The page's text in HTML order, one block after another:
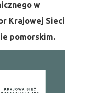
w
Krajowej Sieci
pomorskim.